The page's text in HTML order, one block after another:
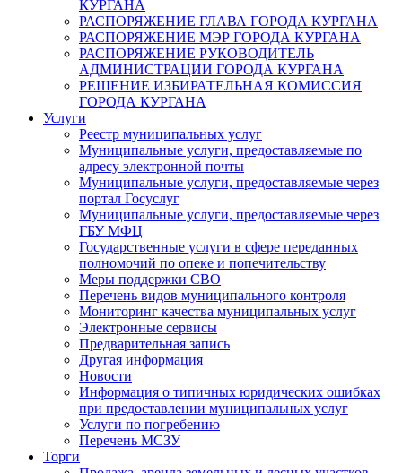
КУРГАНА
РАСПОРЯЖЕНИЕ ГЛАВА ГОРОДА КУРГАНА
РАСПОРЯЖЕНИЕ МЭР ГОРОДА КУРГАНА
РАСПОРЯЖЕНИЕ РУКОВОДИТЕЛЬ
АДМИНИСТРАЦИИ ГОРОДА КУРГАНА
РЕШЕНИЕ ИЗБИРАТЕЛЬНАЯ КОМИССИЯ
ГОРОДА КУРГАНА
Услуги
Реестр муниципальных услуг
Муниципальные услуги, предоставляемые по
адресу электронной почты
Муниципальные услуги, предоставляемые через
портал Госуслуг
Муниципальные услуги, предоставляемые через
ГБУ МФЦ
Государственные услуги в сфере переданных
полномочий по опеке и попечительству
Меры поддержки СВО
Перечень видов муниципального контроля
Мониторинг качества муниципальных услуг
Электронные сервисы
Предварительная запись
Другая информация
Новости
Информация о типичных юридических ошибках
при предоставлении муниципальных услуг
Услуги по погребению
Перечень МСЗУ
Торги